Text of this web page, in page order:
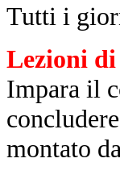
Tutti i
Lezioni di
Impara il
montato